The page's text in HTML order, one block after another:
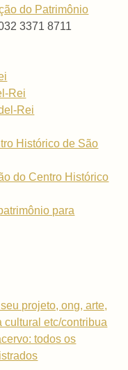
do Patrimônio
3371 8711
Rei
Rei
Histórico de São
do Centro Histórico
para
projeto, ong, arte,
cultural etc/contribua
todos os